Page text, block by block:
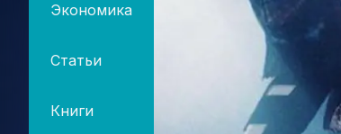
Экономика
Статьи
Книги